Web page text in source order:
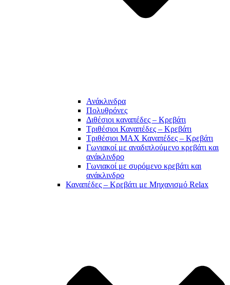
Ανάκλινδρα
Πολυθρόνες
Διθέσιοι καναπέδες – Κρεβάτι
Τριθέσιοι Καναπέδες – Κρεβάτι
Τριθέσιοι MAX Καναπέδες – Κρεβάτι
Γωνιακοί με αναδιπλούμενο κρεβάτι και
ανάκλινδρο
Γωνιακοί με συρόμενο κρεβάτι και
ανάκλινδρο
Καναπέδες – Κρεβάτι με Μηχανισμό Relax